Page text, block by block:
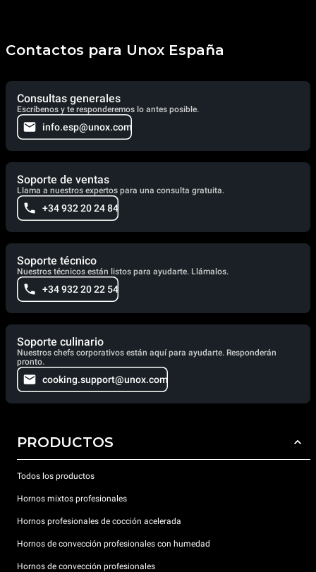
Contactos para Unox España
Consultas generales
Escríbenos y te responderemos lo antes posible.
info.esp@unox.com
Soporte de ventas
Llama a nuestros expertos para una consulta gratuita.
+34 932 20 24 84
Soporte técnico
Nuestros técnicos están listos para ayudarte. Llámalos.
+34 932 20 22 54
Soporte culinario
Nuestros chefs corporativos están aquí para ayudarte. Responderán
pronto.
cooking.support@unox.com
PRODUCTOS
Todos los productos
Hornos mixtos profesionales
Hornos profesionales de cocción acelerada
Hornos de convección profesionales con humedad
Hornos de convección profesionales